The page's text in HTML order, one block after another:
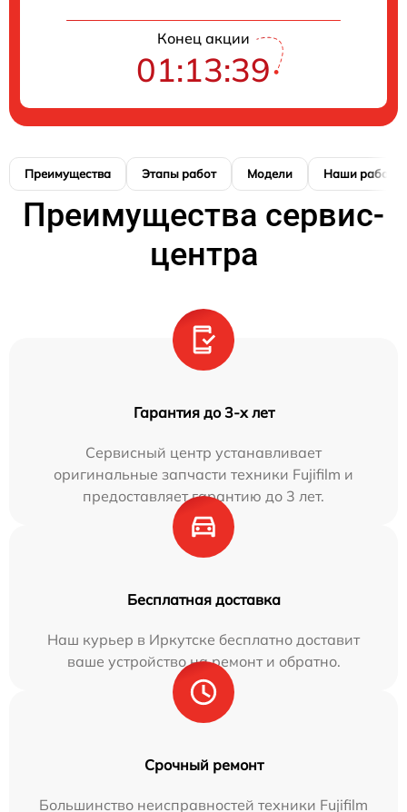
Конец акции
01:13:38
Преимущества Этапы работ Модели Наши работы
Преимущества сервис-
центра
Гарантия до 3-х лет
Сервисный центр устанавливает
оригинальные запчасти техники Fujifilm и
предоставляет гарантию до 3 лет.
Бесплатная доставка
Наш курьер в Иркутске бесплатно доставит
ваше устройство на ремонт и обратно.
Срочный ремонт
Большинство неисправностей техники Fujifilm